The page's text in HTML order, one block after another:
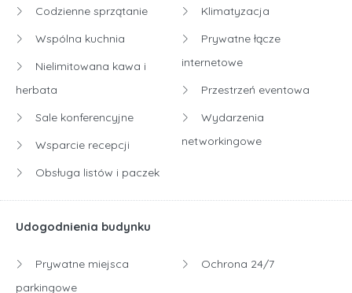
Codzienne sprzątanie
Wspólna kuchnia
Nielimitowana kawa i
herbata
Sale konferencyjne
Wsparcie recepcji
Obsługa listów i paczek
Klimatyzacja
Prywatne łącze
internetowe
Przestrzeń eventowa
Wydarzenia
networkingowe
Udogodnienia budynku
Prywatne miejsca
parkingowe
Ochrona 24/7